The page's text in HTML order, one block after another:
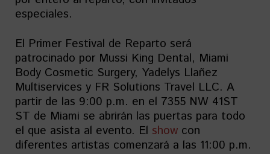
especiales.
El Primer Festival de Reparto será
patrocinado por Mussi King Dental, Miami
Body Cosmetic Surgery, Yadelys Llañez
Multiservices y FR Solutions Travel LLC. A
partir de las 9:00 p.m. en el 7355 NW 41ST
ST de Miami se abrirán las puertas para todo
el que asista al evento. El show con
diferentes artistas comenzará a las 11:00 p.m.